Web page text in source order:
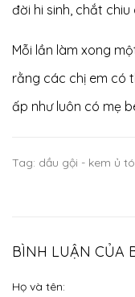
đời hi sinh, chắt
Mỗi lần làm xong
rằng các chị em có
ấp như luôn có mẹ
Tag: dầu gội - kem ủ
BÌNH LUẬN CỦA
Họ và tên: